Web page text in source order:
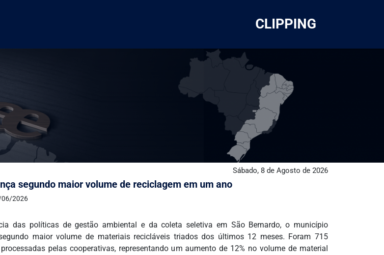
CLIPPING
Sábado, 8 de Agosto de 2026
segundo maior volume de reciclagem em um ano
06/2026
das políticas de gestão ambiental e da coleta seletiva em São Bernardo, o município
maior volume de materiais recicláveis triados dos últimos 12 meses. Foram 715
pelas cooperativas, representando um aumento de 12% no volume de material